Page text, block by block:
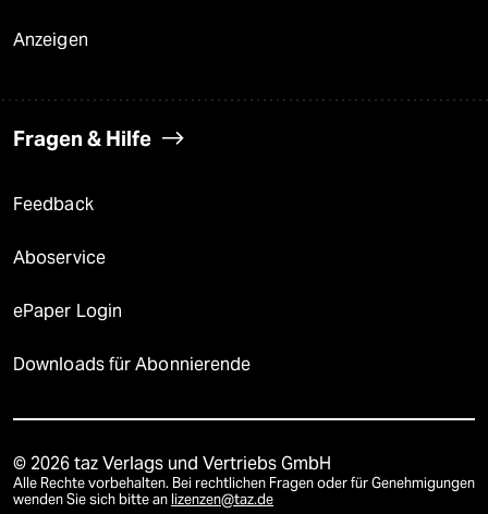
Anzeigen
Fragen & Hilfe
Feedback
Aboservice
ePaper Login
Downloads für Abonnierende
© 2026 taz Verlags und Vertriebs GmbH
Alle Rechte vorbehalten. Bei rechtlichen Fragen oder für Genehmigungen
wenden Sie sich bitte an lizenzen@taz.de